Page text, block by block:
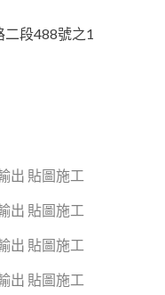
二段488號之1
出 貼圖施工
出 貼圖施工
出 貼圖施工
出 貼圖施工